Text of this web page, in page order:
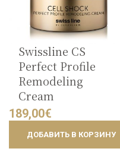
Swissline CS
Perfect Profile
Remodeling
Cream
189,00€
ДОБАВИТЬ В КОРЗИНУ